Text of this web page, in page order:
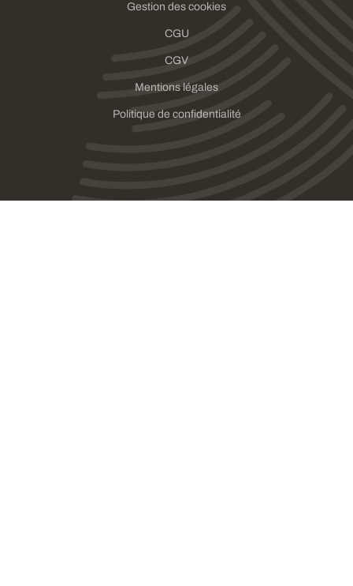
Gestion des cookies
CGU
CGV
Mentions légales
Politique de confidentialité